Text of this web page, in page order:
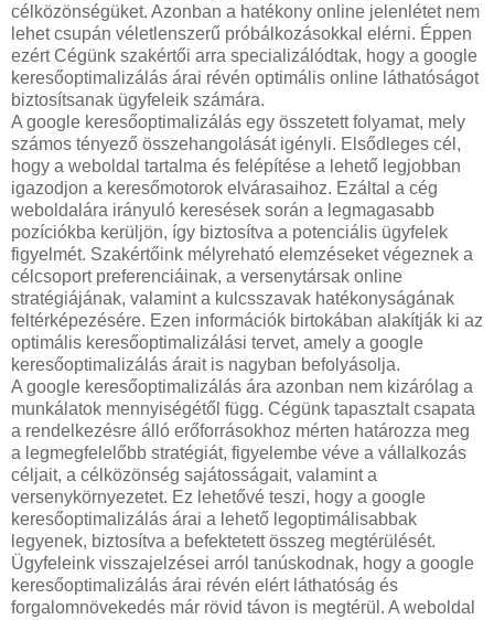
célközönségüket. Azonban a hatékony online jelenlétet nem
lehet csupán véletlenszerű próbálkozásokkal elérni. Éppen
ezért Cégünk szakértői arra specializálódtak, hogy a google
keresőoptimalizálás árai révén optimális online láthatóságot
biztosítsanak ügyfeleik számára.
A google keresőoptimalizálás egy összetett folyamat, mely
számos tényező összehangolását igényli. Elsődleges cél,
hogy a weboldal tartalma és felépítése a lehető legjobban
igazodjon a keresőmotorok elvárasaihoz. Ezáltal a cég
weboldalára irányuló keresések során a legmagasabb
pozíciókba kerüljön, így biztosítva a potenciális ügyfelek
figyelmét. Szakértőink mélyreható elemzéseket végeznek a
célcsoport preferenciáinak, a versenytársak online
stratégiájának, valamint a kulcsszavak hatékonyságának
feltérképezésére. Ezen információk birtokában alakítják ki az
optimális keresőoptimalizálási tervet, amely a google
keresőoptimalizálás árait is nagyban befolyásolja.
A google keresőoptimalizálás ára azonban nem kizárólag a
munkálatok mennyiségétől függ. Cégünk tapasztalt csapata
a rendelkezésre álló erőforrásokhoz mérten határozza meg
a legmegfelelőbb stratégiát, figyelembe véve a vállalkozás
céljait, a célközönség sajátosságait, valamint a
versenykörnyezetet. Ez lehetővé teszi, hogy a google
keresőoptimalizálás árai a lehető legoptimálisabbak
legyenek, biztosítva a befektetett összeg megtérülését.
Ügyfeleink visszajelzései arról tanúskodnak, hogy a google
keresőoptimalizálás árai révén elért láthatóság és
forgalomnövekedés már rövid távon is megtérül. A weboldal